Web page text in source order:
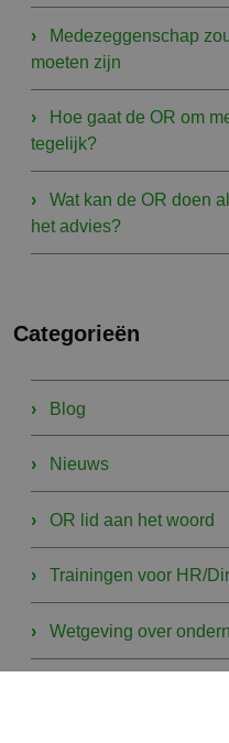
Medezeggenschap
moeten zijn
Hoe gaat de OR om
tegelijk?
Wat kan de OR doen
het advies?
Categorieën
Blog
Nieuws
OR lid aan het woord
Trainingen voor HR/
Wetgeving over